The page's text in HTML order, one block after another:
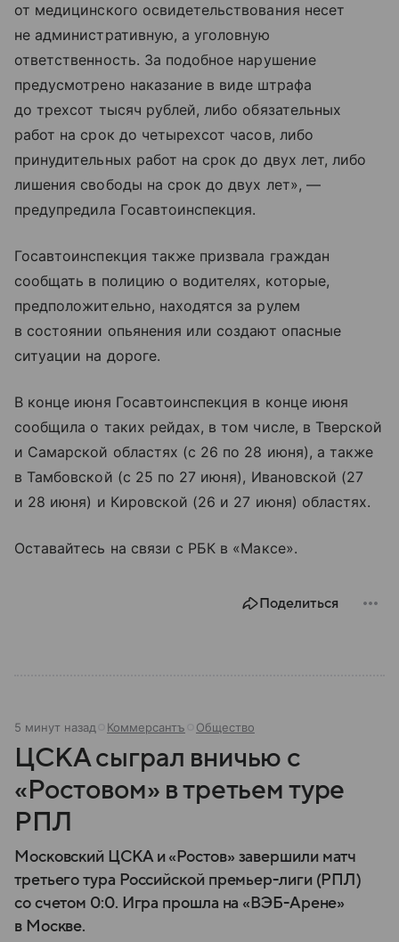
от медицинского освидетельствования несет
не административную, а уголовную
ответственность. За подобное нарушение
предусмотрено наказание в виде штрафа
до трехсот тысяч рублей, либо обязательных
работ на срок до четырехсот часов, либо
принудительных работ на срок до двух лет, либо
лишения свободы на срок до двух лет», —
предупредила Госавтоинспекция.
Госавтоинспекция также призвала граждан
сообщать в полицию о водителях, которые,
предположительно, находятся за рулем
в состоянии опьянения или создают опасные
ситуации на дороге.
В конце июня Госавтоинспекция в конце июня
сообщила о таких рейдах, в том числе, в Тверской
и Самарской областях (с 26 по 28 июня), а также
в Тамбовской (с 25 по 27 июня), Ивановской (27
и 28 июня) и Кировской (26 и 27 июня) областях.
Оставайтесь на связи с РБК в «Максе».
Поделиться
5 минут назад Коммерсантъ Общество
ЦСКА сыграл вничью с
«Ростовом» в третьем туре
РПЛ
Московский ЦСКА и «Ростов» завершили матч
третьего тура Российской премьер-лиги (РПЛ)
со счетом 0:0. Игра прошла на «ВЭБ-Арене»
в Москве.